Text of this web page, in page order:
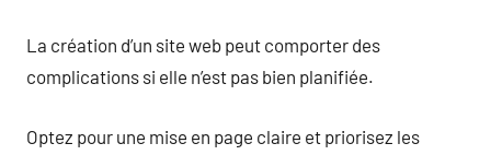
La création d’un site web peut comporter des
complications si elle n’est pas bien planifiée.
Optez pour une mise en page claire et priorisez les